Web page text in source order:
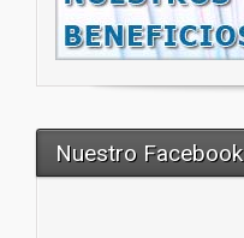
Nuestro Facebook